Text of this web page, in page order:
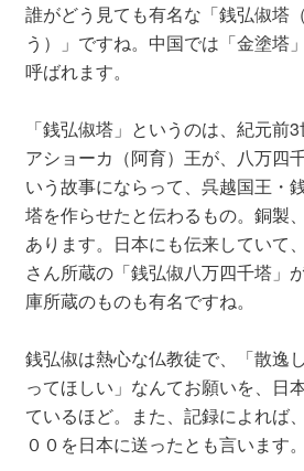
誰がどう見ても有名な「銭弘俶塔
う）」ですね。中国では「金塗塔
呼ばれます。
「銭弘俶塔」というのは、紀元前
アショーカ（阿育）王が、八万四
いう故事にならって、呉越国王・
塔を作らせたと伝わるもの。銅製
あります。日本にも伝来していて
さん所蔵の「銭弘俶八万四千塔」
庫所蔵のものも有名ですね。
銭弘俶は熱心な仏教徒で、「散逸
ってほしい」なんてお願いを、日
ているほど。また、記録によれば
００を日本に送ったとも言います。